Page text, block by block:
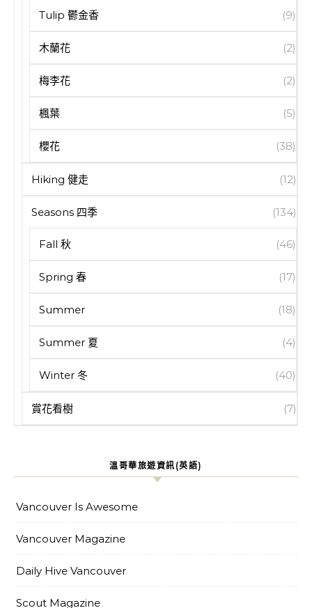
Tulip 鬱金香 (9)
木蘭花 (2)
梅李花 (2)
楓葉 (5)
櫻花 (38)
Hiking 健走 (12)
Seasons 四季 (134)
Fall 秋 (46)
Spring 春 (17)
Summer (18)
Summer 夏 (4)
Winter 冬 (40)
賞花看樹 (7)
溫哥華旅遊資訊(英語)
Vancouver Is Awesome
Vancouver Magazine
Daily Hive Vancouver
Scout Magazine